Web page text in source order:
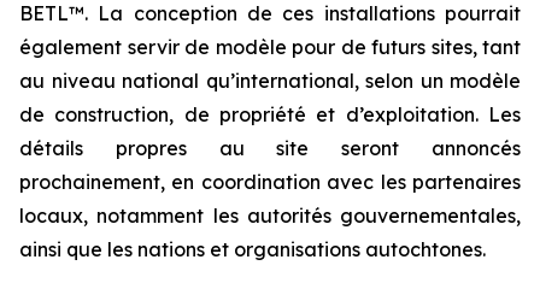
BETL™. La conception de ces installations pourrait
également servir de modèle pour de futurs sites, tant
au niveau national qu’international, selon un modèle
de construction, de propriété et d’exploitation. Les
détails propres au site seront annoncés
prochainement, en coordination avec les partenaires
locaux, notamment les autorités gouvernementales,
ainsi que les nations et organisations autochtones.